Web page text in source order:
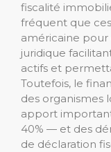
fiscalité
fréquent que
américaine
juridique
actifs et
Toutefois, le
des organismes
apport
40% — et des
de déclaration